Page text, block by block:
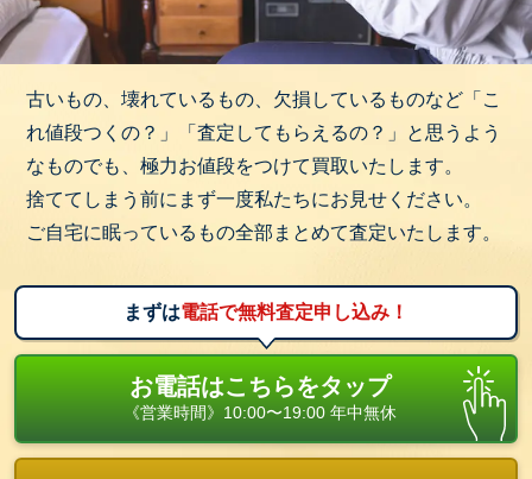
古いもの、壊れているもの、欠損しているものなど「こ
れ値段つくの？」「査定してもらえるの？」と思うよう
なものでも、極力お値段をつけて買取いたします。
捨ててしまう前にまず一度私たちにお見せください。
ご自宅に眠っているもの全部まとめて査定いたします。
まずは電話で無料査定申し込み！
お電話はこちらをタップ
《営業時間》10:00〜19:00 年中無休